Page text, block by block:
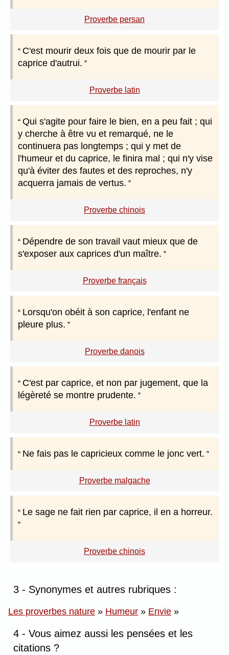
Proverbe persan
C'est mourir deux fois que de mourir par le
caprice d'autrui.
Proverbe latin
Qui s'agite pour faire le bien, en a peu fait ; qui
y cherche à être vu et remarqué, ne le
continuera pas longtemps ; qui y met de
l'humeur et du caprice, le finira mal ; qui n'y vise
qu'à éviter des fautes et des reproches, n'y
acquerra jamais de vertus.
Proverbe chinois
Dépendre de son travail vaut mieux que de
s'exposer aux caprices d'un maître.
Proverbe français
Lorsqu'on obéit à son caprice, l'enfant ne
pleure plus.
Proverbe danois
C'est par caprice, et non par jugement, que la
légèreté se montre prudente.
Proverbe latin
Ne fais pas le capricieux comme le jonc vert.
Proverbe malgache
Le sage ne fait rien par caprice, il en a horreur.
Proverbe chinois
3 - Synonymes et autres rubriques :
Les proverbes nature » Humeur » Envie »
4 - Vous aimez aussi les pensées et les
citations ?